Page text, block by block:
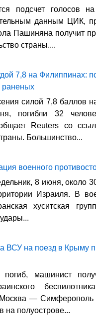
подсчет голосов на
данным ЦИК,
Пашиняна получит
страны....
7,8 на Филиппинах:
раненых
силой 7,8 баллов
погибли 32
Reuters со
Большинство...
военного
8 июня, около
Израиля. В
хуситская
ВСУ на поезд в Крыму
машинист
Москва —
на полуострове...